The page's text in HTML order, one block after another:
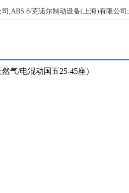
司,ABS 8/克诺尔制动设备(上海)有限公司;
气/电混动国五25-45座）